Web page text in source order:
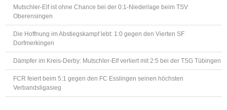
Mutschler-Elf ist ohne Chance bei der 0:1-Niederlage beim TSV
Oberensingen
Die Hoffnung im Abstiegskampf lebt: 1:0 gegen den Vierten SF
Dorfmerkingen
Dämpfer im Kreis-Derby: Mutschler-Elf verliert mit 2:5 bei der TSG Tübingen
FCR feiert beim 5:1 gegen den FC Esslingen seinen höchsten
Verbandsligasieg